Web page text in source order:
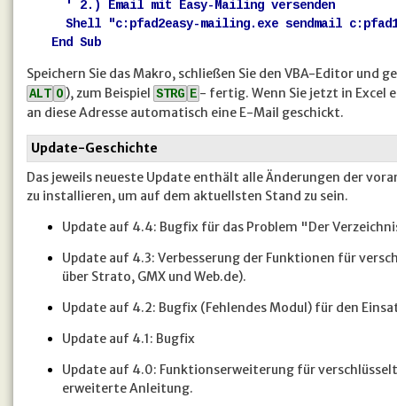
' 2.) Email mit Easy-Mailing versenden
Shell "c:pfad2easy-mailing.exe sendmail
End Sub
Speichern Sie das Makro, schließen Sie den VBA-Editor und
ALT O), zum Beispiel STRG E - fertig. Wenn Sie jetzt in Excel
an diese Adresse automatisch eine E-Mail geschickt.
Update-Geschichte
Das jeweils neueste Update enthält alle Änderungen der
zu installieren, um auf dem aktuellsten Stand zu sein.
Update auf 4.4: Bugfix für das Problem "Der
Update auf 4.3: Verbesserung der Funktionen für
über Strato, GMX und Web.de).
Update auf 4.2: Bugfix (Fehlendes Modul) für den
Update auf 4.1: Bugfix
Update auf 4.0: Funktionserweiterung für
erweiterte Anleitung.